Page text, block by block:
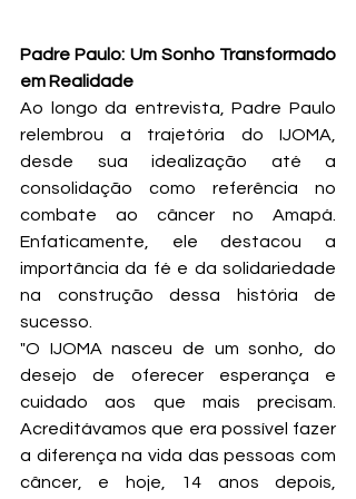
Padre Paulo: Um Sonho Transformado
em Realidade
Ao longo da entrevista, Padre Paulo
relembrou a trajetória do IJOMA,
desde sua idealização até a
consolidação como referência no
combate ao câncer no Amapá.
Enfaticamente, ele destacou a
importância da fé e da solidariedade
na construção dessa história de
sucesso.
"O IJOMA nasceu de um sonho, do
desejo de oferecer esperança e
cuidado aos que mais precisam.
Acreditávamos que era possível fazer
a diferença na vida das pessoas com
câncer, e hoje, 14 anos depois,